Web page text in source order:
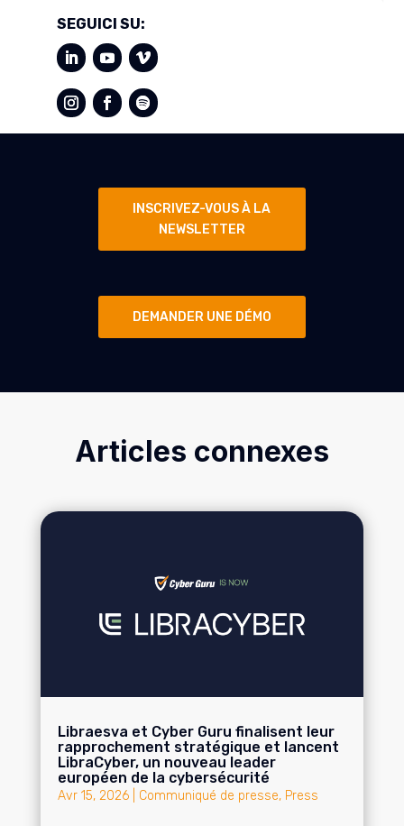
SEGUICI SU:
INSCRIVEZ-VOUS À LA
NEWSLETTER
DEMANDER UNE DÉMO
Articles connexes
Libraesva et Cyber Guru finalisent leur
rapprochement stratégique et lancent
LibraCyber, un nouveau leader
européen de la cybersécurité
Avr 15, 2026| Communiqué de presse, Press